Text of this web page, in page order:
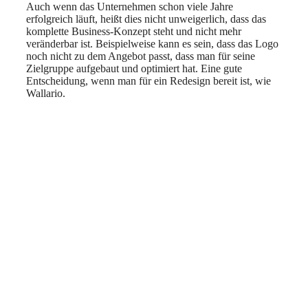
Auch wenn das Unternehmen schon viele Jahre
erfolgreich läuft, heißt dies nicht unweigerlich, dass das
komplette Business-Konzept steht und nicht mehr
veränderbar ist. Beispielweise kann es sein, dass das Logo
noch nicht zu dem Angebot passt, dass man für seine
Zielgruppe aufgebaut und optimiert hat. Eine gute
Entscheidung, wenn man für ein Redesign bereit ist, wie
Wallario.